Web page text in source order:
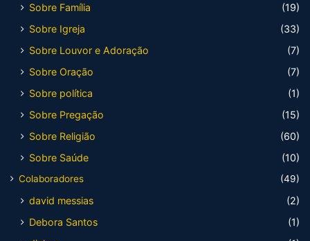
Sobre Família
(19)
Sobre Igreja
(33)
Sobre Louvor e Adoração
(7)
Sobre Oração
(7)
Sobre política
(1)
Sobre Pregação
(15)
Sobre Religião
(60)
Sobre Saúde
(10)
Colaboradores (49)
david messias
(2)
Debora Santos
(1)